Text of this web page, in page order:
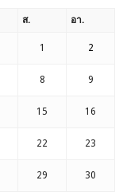
ส. อา.
1 2
8 9
15 16
22 23
29 30